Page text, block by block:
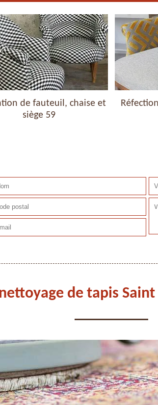
de fauteuil, chaise et
siège 59
de tapis